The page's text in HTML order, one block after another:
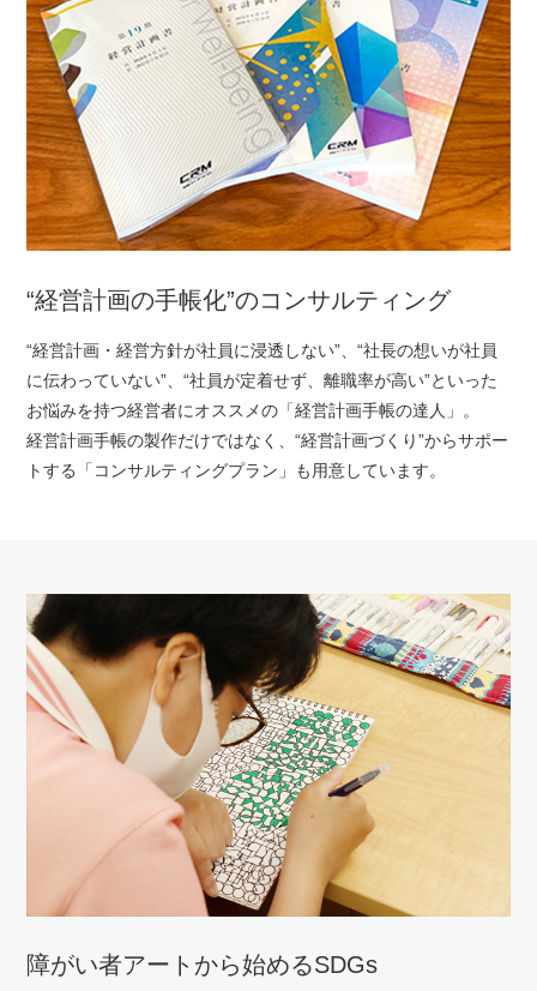
“経営計画の手帳化”のコンサルティング
“経営計画・経営方針が社員に浸透しない”、“社長の想いが社員
に伝わっていない”、“社員が定着せず、離職率が高い”といった
お悩みを持つ経営者にオススメの「経営計画手帳の達人」。
経営計画手帳の製作だけではなく、“経営計画づくり”からサポー
トする「コンサルティングプラン」も用意しています。
障がい者アートから始めるSDGs